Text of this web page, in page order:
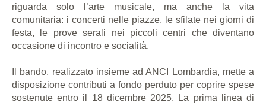
riguarda solo l’arte musicale, ma anche la vita
comunitaria: i concerti nelle piazze, le sfilate nei giorni di
festa, le prove serali nei piccoli centri che diventano
occasione di incontro e socialità.
Il bando, realizzato insieme ad ANCI Lombardia, mette a
disposizione contributi a fondo perduto per coprire spese
sostenute entro il 18 dicembre 2025. La prima linea di